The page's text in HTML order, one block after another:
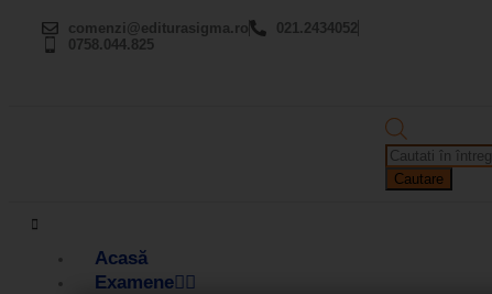
comenzi@editurasigma.ro
021.2434052
0758.044.825
Cautare
Acasă
Examene